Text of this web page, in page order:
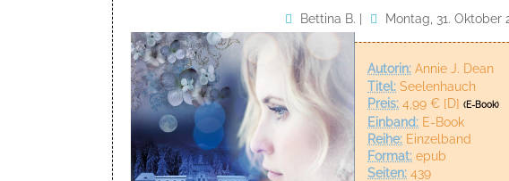
Bettina B. Montag, 31. Oktober
Autorin: Annie J. Dean
Titel: Seelenhauch
Preis: 4,99 € [D] (E-Book)
Einband: E-Book
Reihe: Einzelband
Format: epub
Seiten: 439